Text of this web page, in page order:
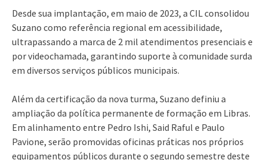
Desde sua implantação, em maio de 2023, a CIL consolidou
Suzano como referência regional em acessibilidade,
ultrapassando a marca de 2 mil atendimentos presenciais e
por videochamada, garantindo suporte à comunidade surda
em diversos serviços públicos municipais.
Além da certificação da nova turma, Suzano definiu a
ampliação da política permanente de formação em Libras.
Em alinhamento entre Pedro Ishi, Said Raful e Paulo
Pavione, serão promovidas oficinas práticas nos próprios
equipamentos públicos durante o segundo semestre deste